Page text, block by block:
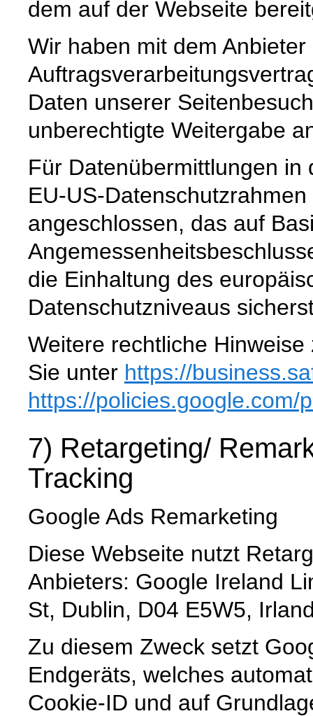
dem auf der Webseite
Wir haben mit dem Anbieter
Daten unserer
unberechtigte Weitergabe
Für Datenübermittlungen in
EU-US-
angeschlossen, das auf
die Einhaltung des
Datenschutzniveaus
Weitere rechtliche
Sie unter https://
https://policies.google.com/
7) Retargeting/
Tracking
Google Ads Remarketing
Diese Webseite nutzt
Anbieters: Google Ireland
St, Dublin, D04 E5W5,
Zu diesem Zweck setzt
Endgeräts, welches
Cookie-ID und auf